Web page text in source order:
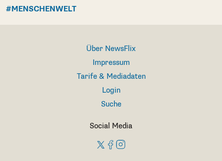
#MENSCHENWELT
Über NewsFlix
Impressum
Tarife & Mediadaten
Login
Suche
Social Media